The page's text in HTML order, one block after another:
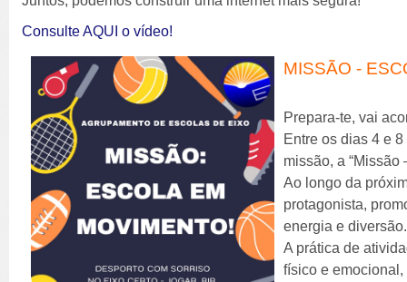
Consulte AQUI o vídeo!
MISSÃO -
Prepara-te, vai
Entre os dias 4 e
missão, a
Ao longo da
protagonista,
energia e diversão.
A prática de
físico e